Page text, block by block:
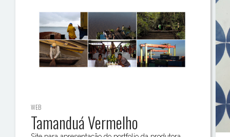
WEB
Tamanduá Vermelho